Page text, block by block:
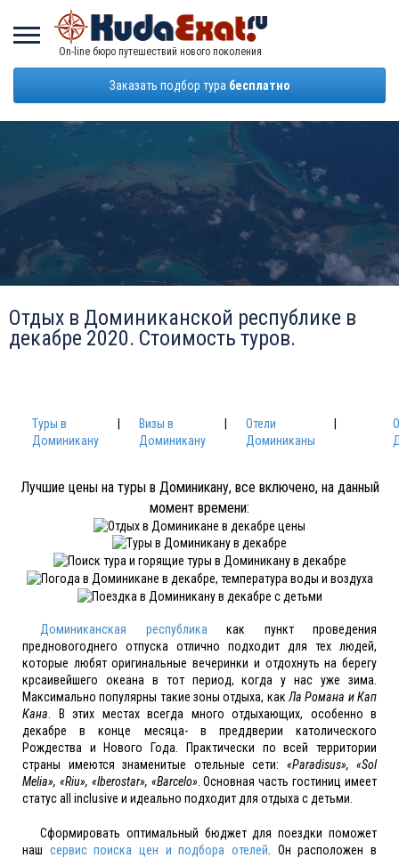
On-line бюро путешествий нового поколения
Заказать подбор тура бесплатно
Отдых в Доминиканской республике в
декабре 2020. Стоимость туров.
Туры в
Доминикану
Визы в
Доминикану
Отели
Доминиканы
О
Лучшие цены на туры в Доминикану, все включено, на данный
момент времени:
Доминиканская республика как пункт проведения
предновогоднего отпуска отлично подходит для тех людей,
которые любят оригинальные вечеринки и отдохнуть на берегу
крсаивейшего океана в тот период, когда у нас уже зима.
Максимально популярны такие зоны отдыха, как Ла Романа и Кап
Кана . В этих местах всегда много отдыхающих, особенно в
декабре в конце месяца- в преддверии католического
Рождества и Нового Года. Практически по всей территории
страны имеются знаменитые отельные сети: «Paradisus», «Sol
Melia», «Riu», «Iberostar», «Barcelo» . Основная часть гостиниц имеет
статус all inclusive и идеально подходит для отдыха с детьми.
Сформировать оптимальный бюджет для поездки поможет
наш сервис поиска цен и подбора отелей . Он расположен в